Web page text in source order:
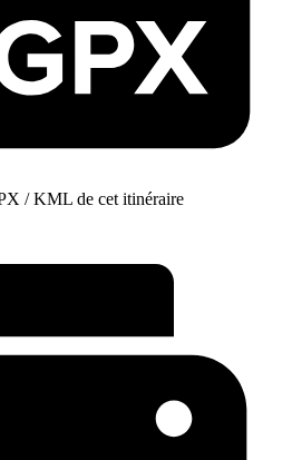
/ KML de cet itinéraire